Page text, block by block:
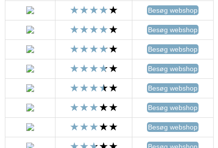
Besøg webshop
Besøg webshop
Besøg webshop
Besøg webshop
Besøg webshop
Besøg webshop
Besøg webshop